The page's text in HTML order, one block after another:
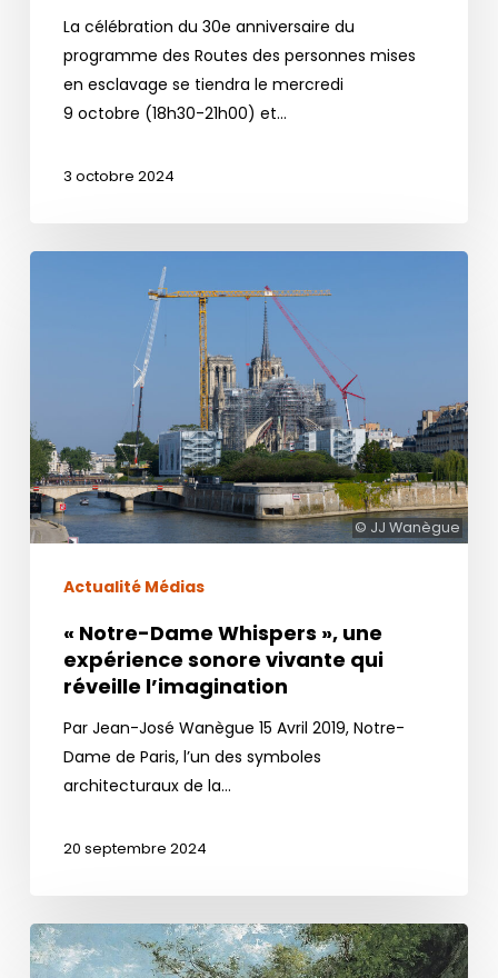
personnes
mises
esclavage
l’UNESCO
La célébration du 30e anniversaire du
programme des Routes des personnes mises
en esclavage se tiendra le mercredi
9 octobre (18h30-21h00) et…
3 octobre 2024
expérience
sonore
vivante
qui
l’imagination
© JJ Wanègue
Actualité Médias
« Notre-Dame Whispers », une
expérience sonore vivante qui
réveille l’imagination
Par Jean-José Wanègue 15 Avril 2019, Notre-
Dame de Paris, l’un des symboles
architecturaux de la…
20 septembre 2024
À
Ornans,